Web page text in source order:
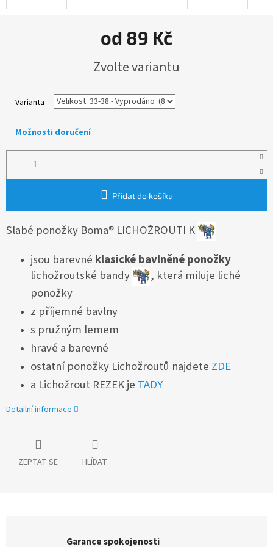
od 89 Kč
cena:
Zvolte variantu
Varianta
Možnosti doručení
Přidat do košíku
Slabé ponožky Boma® LICHOŽROUTI K
jsou barevné klasické bavlněné ponožky
lichožroutské bandy
, která miluje liché
ponožky
z příjemné bavlny
s pružným lemem
hravé a barevné
ostatní ponožky Lichožroutů najdete ZDE
a Lichožrout REZEK je TADY
Detailní informace
ZEPTAT SE HLÍDAT
Garance spokojenosti